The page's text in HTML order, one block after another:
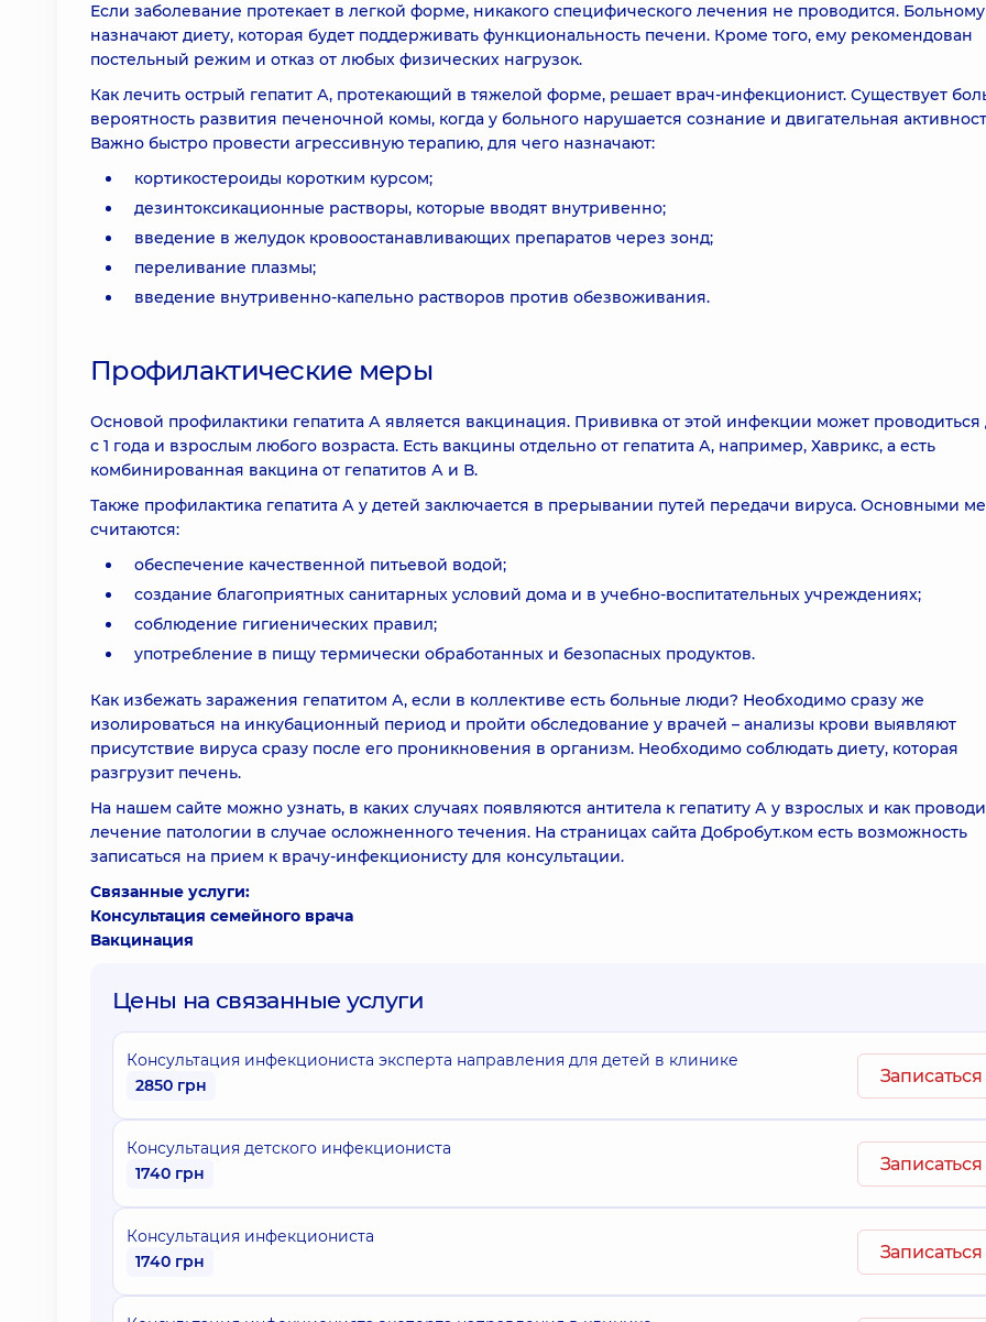
Если заболевание протекает в легкой форме, никакого специфического лечения не проводится. Больному
назначают диету, которая будет поддерживать функциональность печени. Кроме того, ему рекомендован
постельный режим и отказ от любых физических нагрузок.
Как лечить острый гепатит А, протекающий в тяжелой форме, решает врач-инфекционист. Существует
вероятность развития печеночной комы, когда у больного нарушается сознание и двигательная
Важно быстро провести агрессивную терапию, для чего назначают:
кортикостероиды коротким курсом;
дезинтоксикационные растворы, которые вводят внутривенно;
введение в желудок кровоостанавливающих препаратов через зонд;
переливание плазмы;
введение внутривенно-капельно растворов против обезвоживания.
Профилактические меры
Основой профилактики гепатита А является вакцинация. Прививка от этой инфекции может проводиться
с 1 года и взрослым любого возраста. Есть вакцины отдельно от гепатита А, например, Хаврикс, а есть
комбинированная вакцина от гепатитов А и В.
Также профилактика гепатита А у детей заключается в прерывании путей передачи вируса. Основными
считаются:
обеспечение качественной питьевой водой;
создание благоприятных санитарных условий дома и в учебно-воспитательных учреждениях;
соблюдение гигиенических правил;
употребление в пищу термически обработанных и безопасных продуктов.
Как избежать заражения гепатитом А, если в коллективе есть больные люди? Необходимо сразу же
изолироваться на инкубационный период и пройти обследование у врачей – анализы крови выявляют
присутствие вируса сразу после его проникновения в организм. Необходимо соблюдать диету, которая
разгрузит печень.
На нашем сайте можно узнать, в каких случаях появляются антитела к гепатиту А у взрослых и как
лечение патологии в случае осложненного течения. На страницах сайта Добробут.ком есть возможность
записаться на прием к врачу-инфекционисту для консультации.
Связанные услуги:
Консультация семейного врача
Вакцинация
Цены на связанные услуги
Консультация инфекциониста эксперта направления для детей в клинике
2850 грн
Записаться
Консультация детского инфекциониста
1740 грн
Записаться
Консультация инфекциониста
1740 грн
Записаться